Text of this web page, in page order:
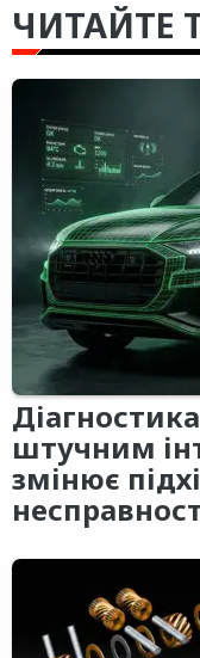
ЧИТАЙТЕ
штучним
змінює